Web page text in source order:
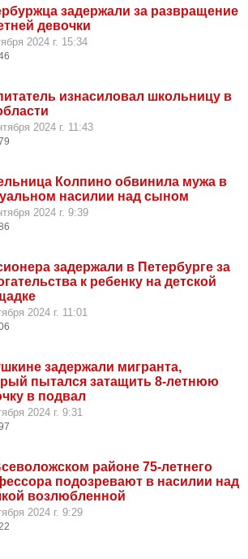
задержали за развращение
девочки
2024 г. 15:34
изнасиловал школьницу в
2024 г. 11:43
Колпино обвинила мужа в
насилии над сыном
2024 г. 9:39
задержали в Петербурге за
к ребенку на детской
2024 г. 11:01
задержали мигранта,
пытался затащить 8-летнюю
в подвал
2024 г. 9:31
районе 75-летнего
подозревают в насилии над
возлюбленной
2024 г. 9:29